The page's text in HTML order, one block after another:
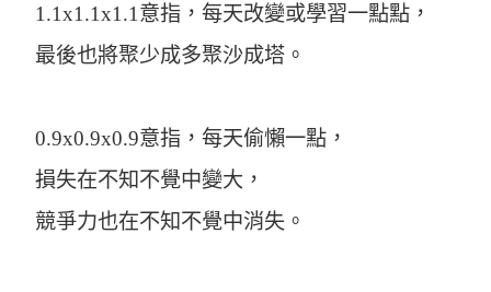
1.1x1.1x1.1意指，每天改變或學習一點點，
最後也將聚少成多聚沙成塔。
0.9x0.9x0.9意指，每天偷懶一點，
損失在不知不覺中變大，
競爭力也在不知不覺中消失。